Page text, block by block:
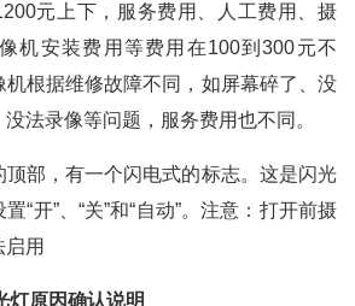
元上下，服务费用、人工费用、摄
机安装费用等费用在100到300元不
根据维修故障不同，如屏幕碎了、没
法录像等问题，服务费用也不同。
部，有一个闪电式的标志。这是闪光
“开”、“关”和“自动”。注意：打开前摄
用
灯原因确认说明